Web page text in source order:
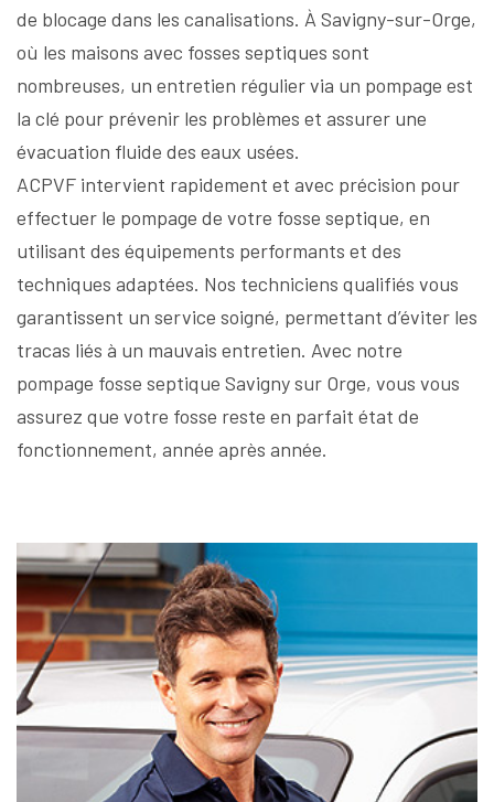
de blocage dans les canalisations. À Savigny-sur-Orge,
où les maisons avec fosses septiques sont
nombreuses, un entretien régulier via un pompage est
la clé pour prévenir les problèmes et assurer une
évacuation fluide des eaux usées.
ACPVF intervient rapidement et avec précision pour
effectuer le pompage de votre fosse septique, en
utilisant des équipements performants et des
techniques adaptées. Nos techniciens qualifiés vous
garantissent un service soigné, permettant d’éviter les
tracas liés à un mauvais entretien. Avec notre
pompage fosse septique Savigny sur Orge, vous vous
assurez que votre fosse reste en parfait état de
fonctionnement, année après année.